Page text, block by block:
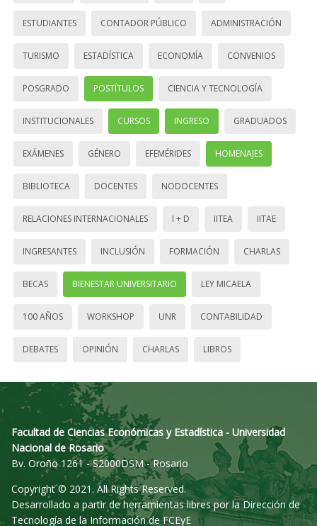
ESTUDIANTES CONTADOR PÚBLICO ADMINISTRACIÓN
TURISMO ESTADÍSTICA ECONOMÍA CONVENIOS
POSGRADO POSTÍTULOS CIENCIA Y TECNOLOGÍA
INSTITUCIONALES CURSOS INGRESO GRADUADOS
EXÁMENES GÉNERO EFEMÉRIDES HOMENAJES
BIBLIOTECA DOCENTES NODOCENTES
RELACIONES INTERNACIONALES I + D IITEA IITAE
INGRESANTES INCLUSIÓN FORMACIÓN CHARLAS
BECAS BIENESTAR UNIVERSITARIO LEY MICAELA
100 AÑOS WORKSHOP UNR CONTABILIDAD
DEBATES OPINIÓN CHARLAS LIBROS
Facultad de Ciencias Económicas y Estadística - Universidad
Nacional de Rosario
Bv. Oroño 1261 - S2000DSM - Rosario
Copyright © 2021. All Rights Reserved.
Desarrollado a partir de herramientas libres por la Dirección de
Tecnología de la Información de FCEyE